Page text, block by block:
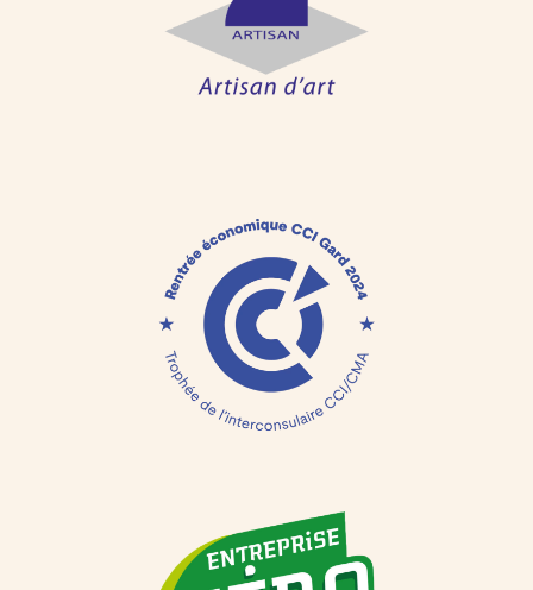
Un savoir-faire manuel et précis, hérité des métiers
d’art, au service d’une innovation locale et durable.
Trophée interconsulaire
CCI/CMA
Une reconnaissance collective entre chambres
consulaires afin de célébrer et promouvoir la
créativité artisanale, ainsi que l’industrialisation de
l’innovation brevetée.
Zéro déchets